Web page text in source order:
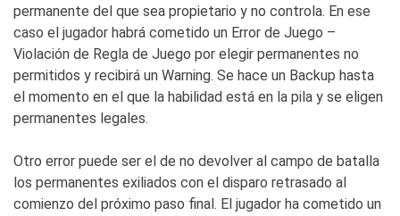
permanente del que sea propietario y no controla. En ese
caso el jugador habrá cometido un Error de Juego –
Violación de Regla de Juego por elegir permanentes no
permitidos y recibirá un Warning. Se hace un Backup hasta
el momento en el que la habilidad está en la pila y se eligen
permanentes legales.
Otro error puede ser el de no devolver al campo de batalla
los permanentes exiliados con el disparo retrasado al
comienzo del próximo paso final. El jugador ha cometido un